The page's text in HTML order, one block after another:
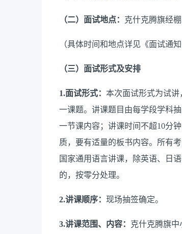
（二） 面试地点： 克什克腾旗经
（具体时间和地点详见《面试通知
（三）面试形式及安排
1.面试形式： 本次面试形式为试
一课题。讲课题目由每学段学科
一节课内容；讲课时间不超10分
质，要有适量的板书内容。所有
国家通用语言讲课，除英语、日语
的，按零分处理。
2.讲课顺序： 现场抽签确定。
3.讲课范围、内容： 克什克腾旗